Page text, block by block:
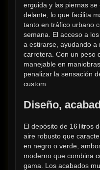
erguida y las piernas
delante, lo que facilita
tanto en tráfico urbano
semana. El acceso a
a estirarse, ayudando a
carretera. Con un peso
manejable en
penalizar la sensación
custom.
Diseño,
El depósito de 16 litros
aire robusto que
en negro o verde,
moderno que combina
gama. Los acabados